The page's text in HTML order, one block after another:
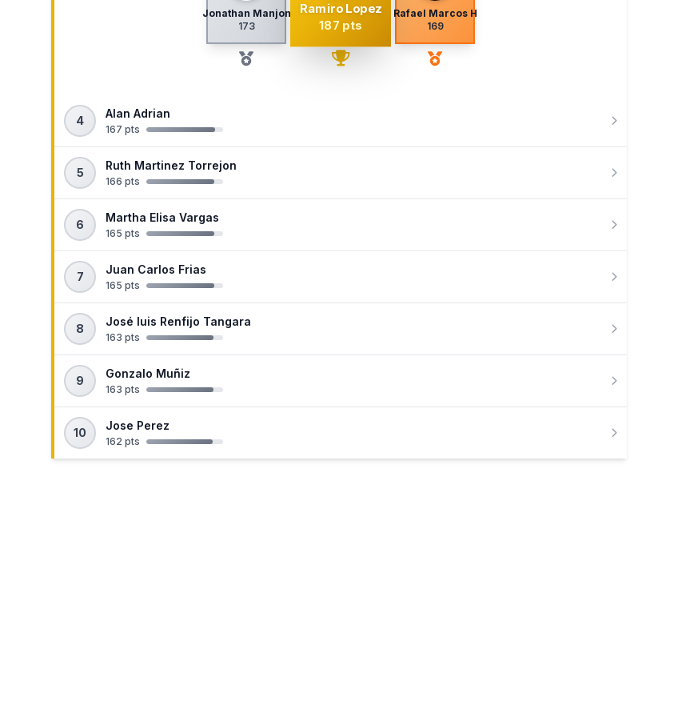
Jonathan Manjon
173
Ramiro Lopez
187 pts
Rafael Marcos H
169
4
Alan Adrian
167 pts
5
Ruth Martinez Torrejon
166 pts
6
Martha Elisa Vargas
165 pts
7
Juan Carlos Frias
165 pts
8
José luis Renfijo Tangara
163 pts
9
Gonzalo Muñiz
163 pts
10
Jose Perez
162 pts